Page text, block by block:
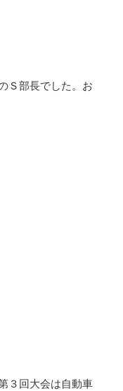
Ｓ部長でした。お
３回大会は自動車